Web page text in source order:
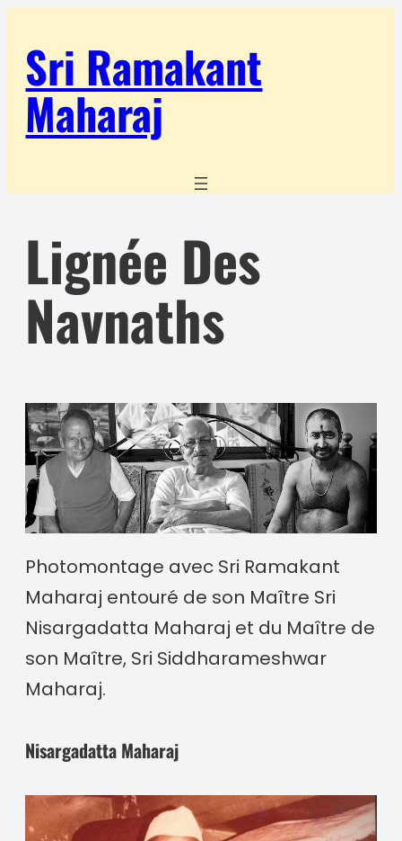
au
contenu
Sri Ramakant
Maharaj
Lignée Des
Navnaths
Photomontage avec Sri Ramakant
Maharaj entouré de son Maître Sri
Nisargadatta Maharaj et du Maître de
son Maître, Sri Siddharameshwar
Maharaj.
Nisargadatta Maharaj